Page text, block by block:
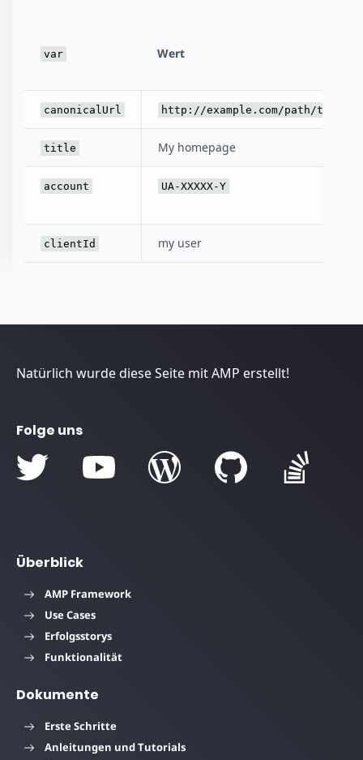
var Wert
canonicalUrl http://example.com/path/to/the/
title My homepage
account UA-XXXXX-Y
clientId my user
Natürlich wurde diese Seite mit AMP erstellt!
Folge uns
Überblick
AMP Framework
Use Cases
Erfolgsstorys
Funktionalität
Dokumente
Erste Schritte
Anleitungen und Tutorials